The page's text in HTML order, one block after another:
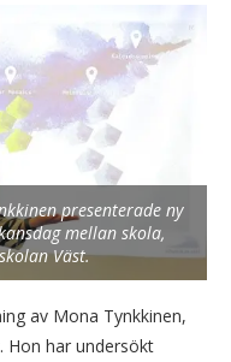
presenterade ny
mellan skola,
Väst.
av Mona Tynkkinen,
Hon har undersökt